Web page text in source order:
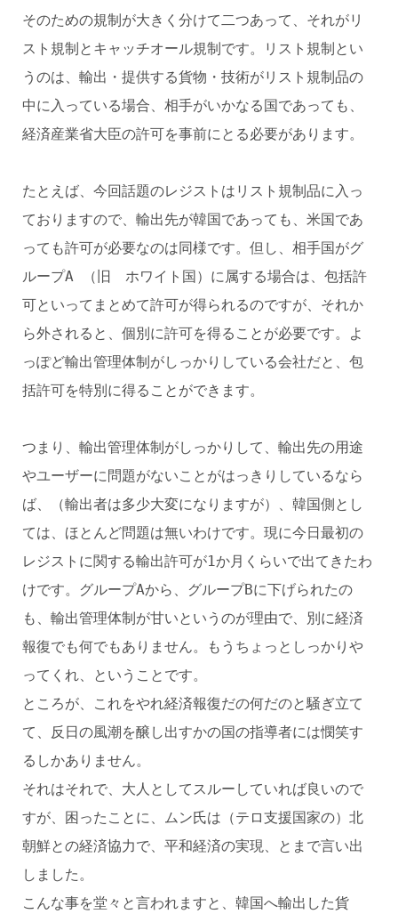
そのための規制が大きく分けて二つあって、それがリ
スト規制とキャッチオール規制です。リスト規制とい
うのは、輸出・提供する貨物・技術がリスト規制品の
中に入っている場合、相手がいかなる国であっても、
経済産業省大臣の許可を事前にとる必要があります。
たとえば、今回話題のレジストはリスト規制品に入っ
ておりますので、輸出先が韓国であっても、米国であ
っても許可が必要なのは同様です。但し、相手国がグ
ループA （旧 ホワイト国）に属する場合は、包括許
可といってまとめて許可が得られるのですが、それか
ら外されると、個別に許可を得ることが必要です。よ
っぽど輸出管理体制がしっかりしている会社だと、包
括許可を特別に得ることができます。
つまり、輸出管理体制がしっかりして、輸出先の用途
やユーザーに問題がないことがはっきりしているなら
ば、（輸出者は多少大変になりますが）、韓国側とし
ては、ほとんど問題は無いわけです。現に今日最初の
レジストに関する輸出許可が1か月くらいで出てきたわ
けです。グループAから、グループBに下げられたの
も、輸出管理体制が甘いというのが理由で、別に経済
報復でも何でもありません。もうちょっとしっかりや
ってくれ、ということです。
ところが、これをやれ経済報復だの何だのと騒ぎ立て
て、反日の風潮を醸し出すかの国の指導者には憫笑す
るしかありません。
それはそれで、大人としてスルーしていれば良いので
すが、困ったことに、ムン氏は（テロ支援国家の）北
朝鮮との経済協力で、平和経済の実現、とまで言い出
しました。
こんな事を堂々と言われますと、韓国へ輸出した貨